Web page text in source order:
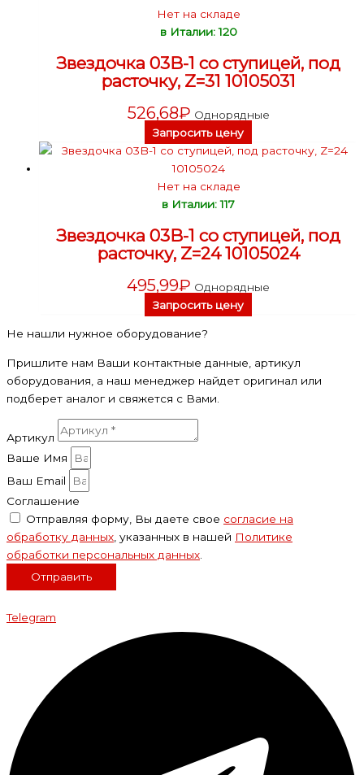
Нет на складе
в Италии: 120
Звездочка 03B-1 со ступицей, под
расточку, Z=31 10105031
526,68₽ Однорядные
Запросить цену
Нет на складе
в Италии: 117
Звездочка 03B-1 со ступицей, под
расточку, Z=24 10105024
495,99₽ Однорядные
Запросить цену
Не нашли нужное оборудование?
Пришлите нам Ваши контактные данные, артикул
оборудования, а наш менеджер найдет оригинал или
подберет аналог и свяжется с Вами.
Артикул
Ваше Имя
Ваш Email
Соглашение
Отправляя форму, Вы даете свое согласие на
обработку данных , указанных в нашей Политике
обработки персональных данных
Отправить
Telegram